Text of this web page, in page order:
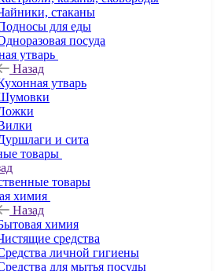
стаканы
для еды
посуда
утварь
Назад
утварь
и сита
товары
товары
химия
Назад
химия
средства
личной гигиены
для мытья посуды